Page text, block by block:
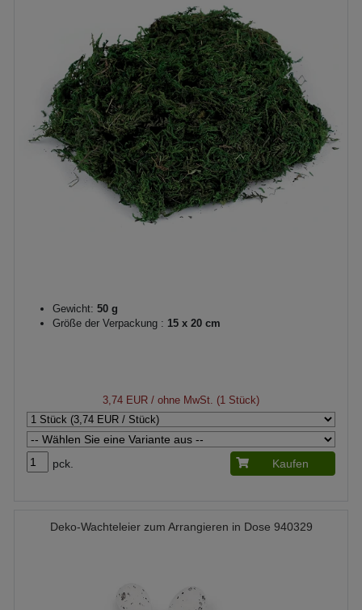
Gewicht: 50 g
Größe der Verpackung : 15 x 20 cm
3,74 EUR / ohne MwSt. (1 Stück)
pck. Kaufen
Deko-Wachteleier zum Arrangieren in Dose 940329